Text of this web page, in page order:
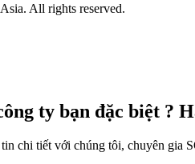
All rights reserved.
ty bạn đặc biệt ?
chi tiết với chúng tôi, chuyên gia